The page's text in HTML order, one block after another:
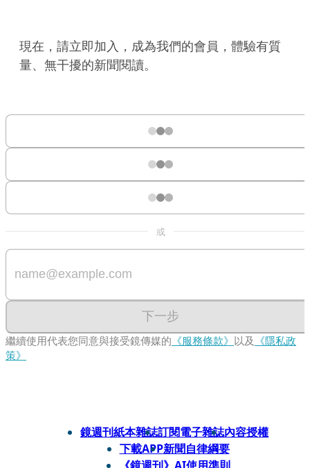
現在，請立即加入，成為我們的會員，體驗有質
量、無干擾的新聞閱讀。
或
下一步
繼續使用代表您同意與接受鏡傳媒的 《服務條款》 以及 《隱私政
策》
鏡週刊紙本雜誌訂閱電子雜誌內容授權
下載APP新聞自律綱要